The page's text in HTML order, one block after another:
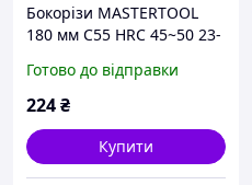
Бокорізи MASTERTOOL
180 мм C55 HRC 45~50 23-
Готово до відправки
224₴
Купити